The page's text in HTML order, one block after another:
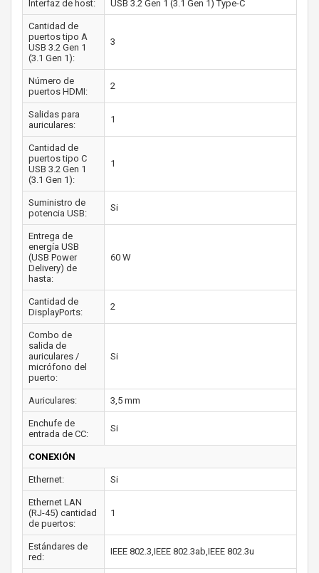
Interfaz de host: USB 3.2 Gen 1 (3.1 Gen 1) Type-C
Cantidad de
puertos tipo A
USB 3.2 Gen 1
(3.1 Gen 1):
3
Número de
puertos HDMI:
2
Salidas para
auriculares:
1
Cantidad de
puertos tipo C
USB 3.2 Gen 1
(3.1 Gen 1):
1
Suministro de
potencia USB:
Si
Entrega de
energía USB
(USB Power
Delivery) de
hasta:
60 W
Cantidad de
DisplayPorts:
2
Combo de
salida de
auriculares /
micrófono del
puerto:
Si
Auriculares: 3,5 mm
Enchufe de
entrada de CC:
Si
CONEXIÓN
Ethernet: Si
Ethernet LAN
(RJ-45) cantidad
de puertos:
1
Estándares de
red:
IEEE 802.3,IEEE 802.3ab,IEEE 802.3u